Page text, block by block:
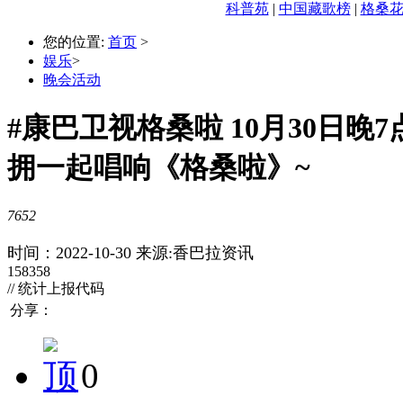
科普苑| 中国藏歌榜| 格桑
您的位置: 首页 >
娱乐>
晚会活动
#康巴卫视格桑啦 10月30日晚
拥一起唱响《格桑啦》~
7652
时间：2022-10-30 来源:香巴拉资讯
158358
// 统计上报代码
分享：
0